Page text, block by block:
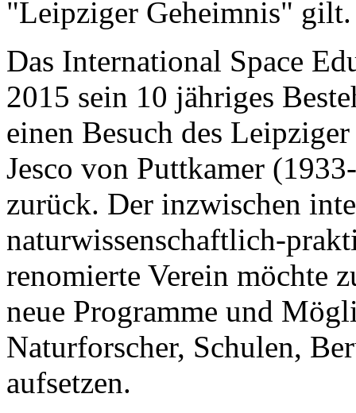
"Leipziger Geheimnis" gilt.
Das International Space
2015 sein 10 jähriges
einen Besuch des
Jesco von Puttkamer
zurück. Der inzwischen
naturwissenschaftlich-
renomierte Verein möchte
neue Programme und
Naturforscher, Schulen,
aufsetzen.